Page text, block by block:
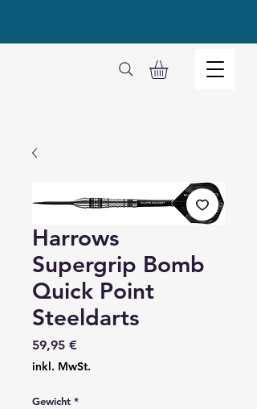
Harrows
Supergrip Bomb
Quick Point
Steeldarts
59,95 €
inkl. MwSt.
Gewicht *